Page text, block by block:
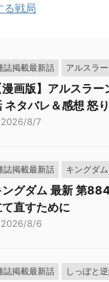
る戦局
誌掲載最新話 アルスラ
漫画版】アルスラ
ネタバレ＆感想 怒
2026/8/7
誌掲載最新話 キングダム
ングダム 最新 第
直すために
2026/8/6
誌掲載最新話 しっぽと